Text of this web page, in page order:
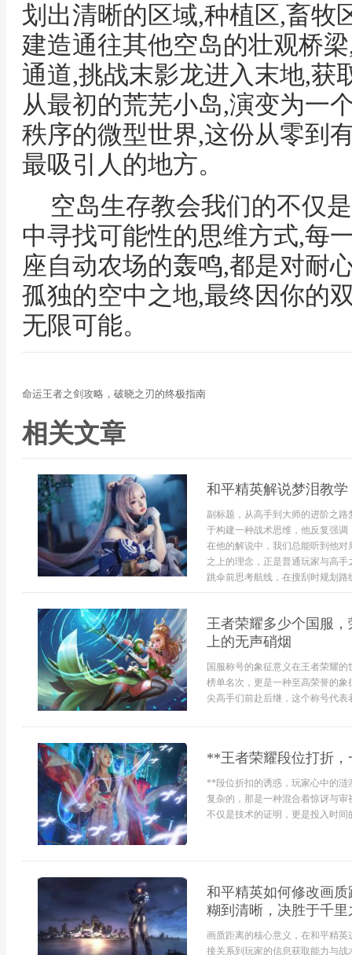
划出清晰的区域,种植区,畜牧
建造通往其他空岛的壮观桥
通道,挑战末影龙进入末地,获
从最初的荒芜小岛,演变为一
秩序的微型世界,这份从零到
最吸引人的地方。
空岛生存教会我们的不仅
中寻找可能性的思维方式,每
座自动农场的轰鸣,都是对耐
孤独的空中之地,最终因你的
无限可能。
命运王者之剑攻略，破晓之刃的终极指南
相关文章
和平精英解说梦泪教
副标题，从高手到大师的进阶之
于构建一种战术思维，他反复强
在他的解说中，我们总能听到他
之上的理念，正是普通玩家与高
跳伞前思考航线，在搜刮时规划路
王者荣耀多少个国服
上的无声硝烟
国服称号的象征意义在王者荣耀
榜单名次，更是一种至高荣誉的
尖高手们前赴后继，这个称号代
**王者荣耀段位打折
**段位折扣的诱惑，玩家心中的
复杂的，那是一种混合着惊讶与
不仅是技术的证明，更是投入时
和平精英如何修改画
糊到清晰，决胜于千里
画质距离的核心意义，在和平精
接关系到玩家的信息获取能力与